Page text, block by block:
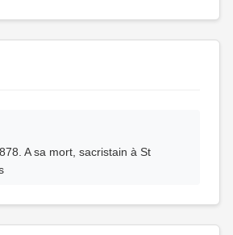
A sa mort, sacristain à St